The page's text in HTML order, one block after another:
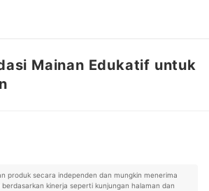
Mainan Edukatif untuk
produk secara independen dan mungkin menerima
kinerja seperti kunjungan halaman dan